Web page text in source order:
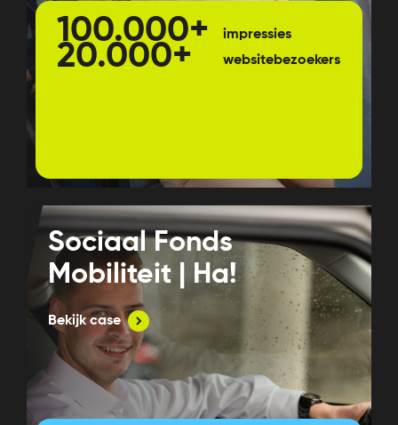
100.000+ impressies
20.000+ websitebezoekers
Sociaal Fonds
Mobiliteit | Ha!
Bekijk case